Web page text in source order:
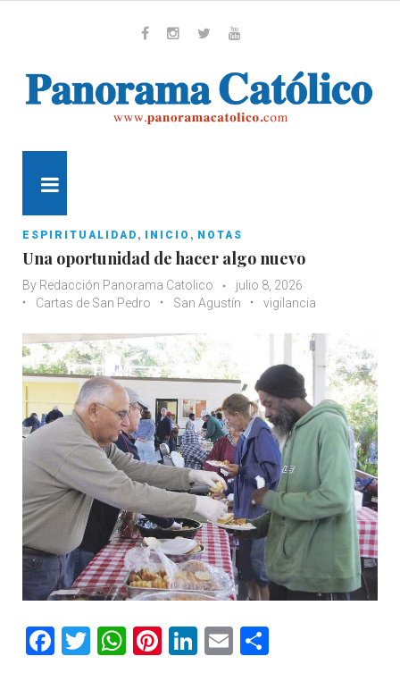
ESPIRITUALIDAD , INICIO , NOTAS
Una oportunidad de hacer algo nuevo
By Redacción Panorama Catolico
julio 8, 2026
Cartas de San Pedro
San Agustín vigilancia
Facebook
Twitter
WhatsApp
Pinterest
LinkedIn
Email